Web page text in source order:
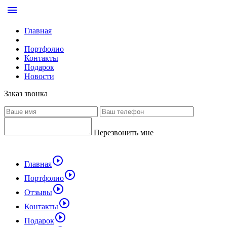
menu
Главная
Портфолио
Контакты
Подарок
Новости
Заказ звонка
Перезвонить мне
Главнаяplay_circle_outline
Портфолиоplay_circle_outline
Отзывыplay_circle_outline
Контактыplay_circle_outline
Подарокplay_circle_outline